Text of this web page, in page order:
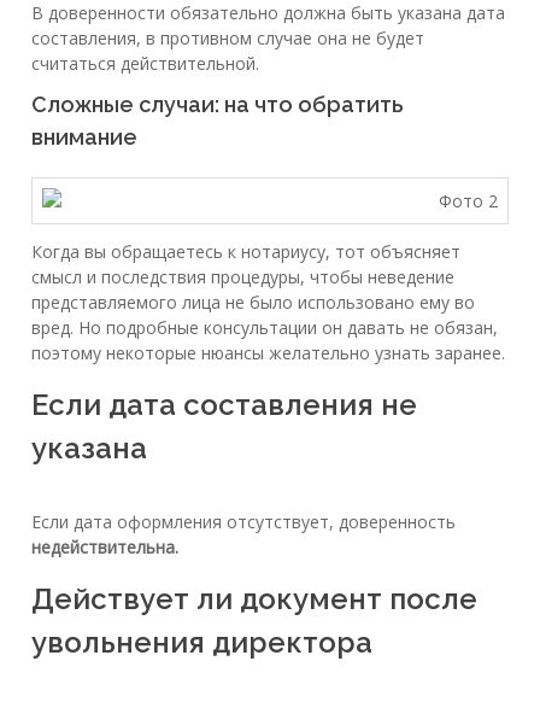
В доверенности обязательно должна быть указана дата
составления, в противном случае она не будет
считаться действительной.
Сложные случаи: на что обратить
внимание
Когда вы обращаетесь к нотариусу, тот объясняет
смысл и последствия процедуры, чтобы неведение
представляемого лица не было использовано ему во
вред. Но подробные консультации он давать не обязан,
поэтому некоторые нюансы желательно узнать заранее.
Если дата составления не
указана
Если дата оформления отсутствует, доверенность
недействительна.
Действует ли документ после
увольнения директора